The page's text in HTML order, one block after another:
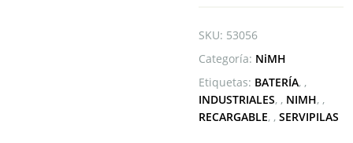
SKU: 53056
Categoría: NiMH
Etiquetas: BATERÍA ,
INDUSTRIALES , NIMH ,
RECARGABLE , SERVIPILAS